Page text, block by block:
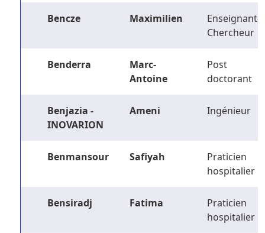
Bencze Maximilien
Enseignant-
Chercheur
Benderra
Marc-
Antoine
Post
doctorant
Benjazia -
INOVARION
Ameni Ingénieur
Benmansour Safiyah
Praticien
hospitalier
Bensiradj Fatima
Praticien
hospitalier